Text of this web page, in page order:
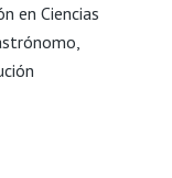
en Ciencias